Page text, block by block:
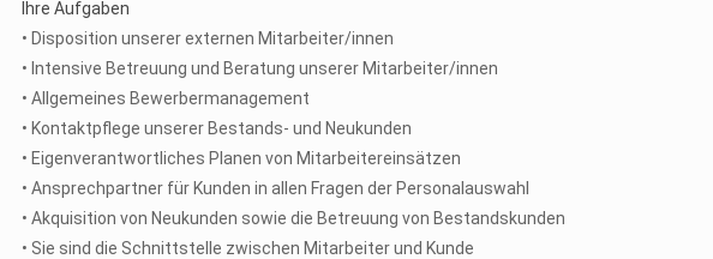
Ihre Aufgaben
• Disposition unserer externen Mitarbeiter/innen
• Intensive Betreuung und Beratung unserer Mitarbeiter/innen
• Allgemeines Bewerbermanagement
• Kontaktpflege unserer Bestands- und Neukunden
• Eigenverantwortliches Planen von Mitarbeitereinsätzen
• Ansprechpartner für Kunden in allen Fragen der Personalauswahl
• Akquisition von Neukunden sowie die Betreuung von Bestandskunden
• Sie sind die Schnittstelle zwischen Mitarbeiter und Kunde